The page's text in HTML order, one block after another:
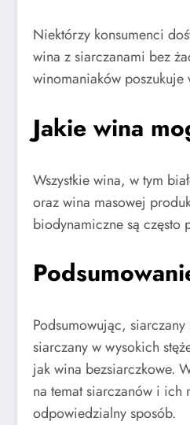
Niektórzy konsumenci
wina z siarczanami bez
winomaniaków
Jakie wina
Wszystkie wina, w tym
oraz wina masowej
biodynamiczne są często
Podsumowując,
siarczany w wysokich
jak wina bezsiarczkowe.
na temat siarczanów i
odpowiedzialny sposób.